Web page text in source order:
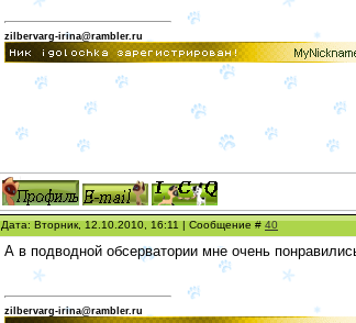
zilbervarg-irina@rambler.ru
Дата: Вторник, 12.10.2010, 16:11 | Сообщение #40
А в подводной обсерватории мне очень
zilbervarg-irina@rambler.ru